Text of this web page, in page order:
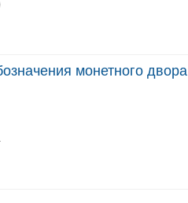
монетного двора